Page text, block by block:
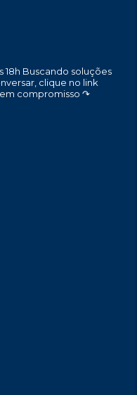
18h Buscando soluções
clique no link
compromisso ↷